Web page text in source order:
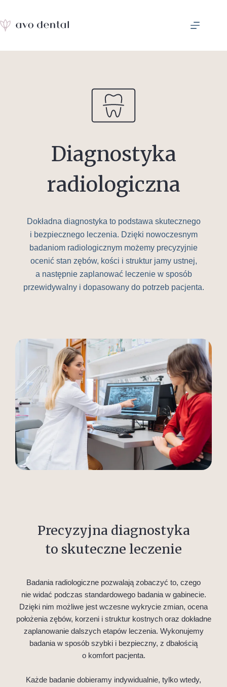
do
treści
Diagnostyka
radiologiczna
Dokładna diagnostyka to podstawa skutecznego
i bezpiecznego leczenia. Dzięki nowoczesnym
badaniom radiologicznym możemy precyzyjnie
ocenić stan zębów, kości i struktur jamy ustnej,
a następnie zaplanować leczenie w sposób
przewidywalny i dopasowany do potrzeb pacjenta.
Precyzyjna diagnostyka
to skuteczne leczenie
Badania radiologiczne pozwalają zobaczyć to, czego
nie widać podczas standardowego badania w gabinecie.
Dzięki nim możliwe jest wczesne wykrycie zmian, ocena
położenia zębów, korzeni i struktur kostnych oraz dokładne
zaplanowanie dalszych etapów leczenia. Wykonujemy
badania w sposób szybki i bezpieczny, z dbałością
o komfort pacjenta.
Każde badanie dobieramy indywidualnie, tylko wtedy,